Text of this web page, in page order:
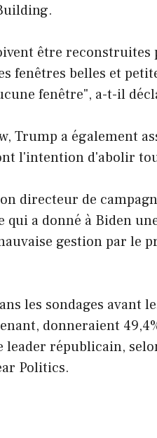
être reconstruites
fenêtres belles et
fenêtre", a-t-il
Trump a également
l'intention d'abolir
directeur de
a donné à Biden
gestion par le
les sondages avant
donneraient
républicain,
Politics.